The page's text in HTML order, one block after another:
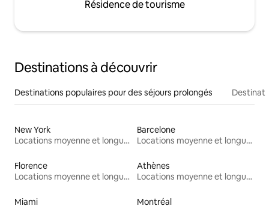
Résidence de tourisme
Destinations à découvrir
Destinations populaires pour des séjours prolongés
New York
Locations moyenne et longue durée
Barcelone
Locations moyenne et longue durée
Florence
Locations moyenne et longue durée
Athènes
Locations moyenne et longue durée
Miami
Montréal